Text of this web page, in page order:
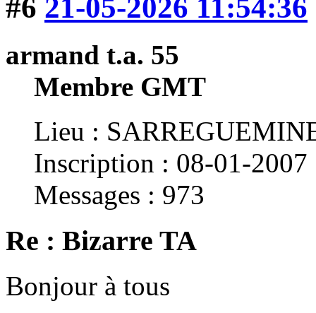
#6 21-05-2026 11:54:36
armand t.a. 55
Membre GMT
Lieu :
Inscription : 08-01-2007
Messages : 973
Re : Bizarre TA
Bonjour à tous